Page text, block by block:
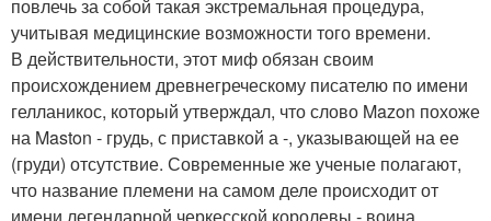
повлечь за собой такая экстремальная процедура,
учитывая медицинские возможности того времени.
В действительности, этот миф обязан своим
происхождением древнегреческому писателю по имени
гелланикос, который утверждал, что слово Mazon похоже
на Maston - грудь, с приставкой а -, указывающей на ее
(груди) отсутствие. Современные же ученые полагают,
что название племени на самом деле происходит от